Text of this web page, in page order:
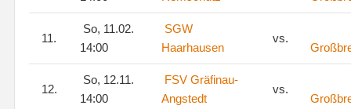
11.
So, 11.02.
14:00
SGW
Haarhausen
vs.
12.
So, 12.11.
14:00
FSV Gräfinau-
Angstedt
vs.